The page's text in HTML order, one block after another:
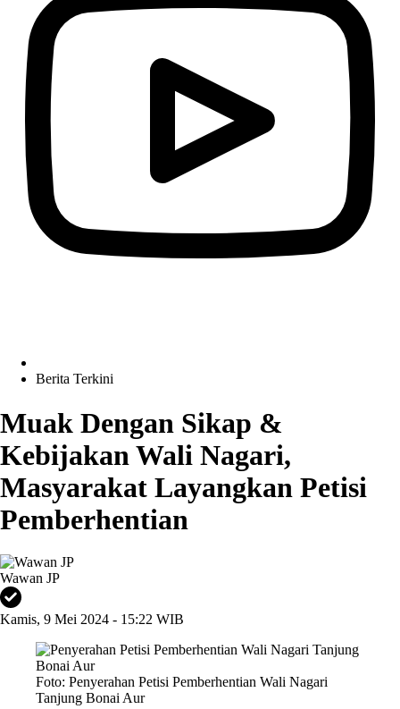
Berita Terkini
Muak Dengan Sikap &
Kebijakan Wali Nagari,
Masyarakat Layangkan Petisi
Pemberhentian
Wawan JP
Kamis, 9 Mei 2024 - 15:22 WIB
Foto: Penyerahan Petisi Pemberhentian Wali Nagari
Tanjung Bonai Aur